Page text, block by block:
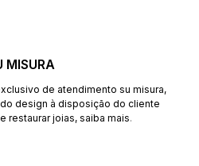
MISURA
de atendimento su misura,
design à disposição do cliente
restaurar joias,saiba mais.